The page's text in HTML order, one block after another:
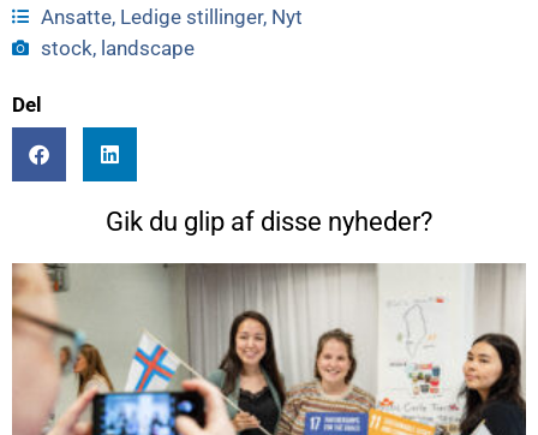
Ansatte, Ledige stillinger, Nyt
stock, landscape
Del
Gik du glip af disse nyheder?